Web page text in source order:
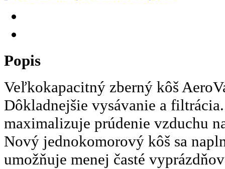
Popis
Veľkokapacitný zberný kôš
Dôkladnejšie vysávanie a
maximalizuje prúdenie vzduchu
Nový jednokomorový kôš sa
umožňuje menej časté